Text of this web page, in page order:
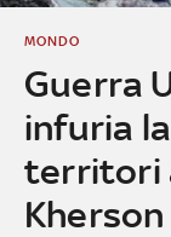
Guerra
infuria
territori
MONDO